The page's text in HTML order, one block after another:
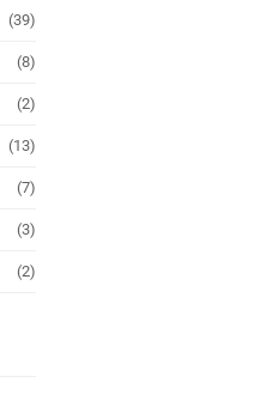
(39)
(8)
(2)
(13)
(7)
(3)
(2)